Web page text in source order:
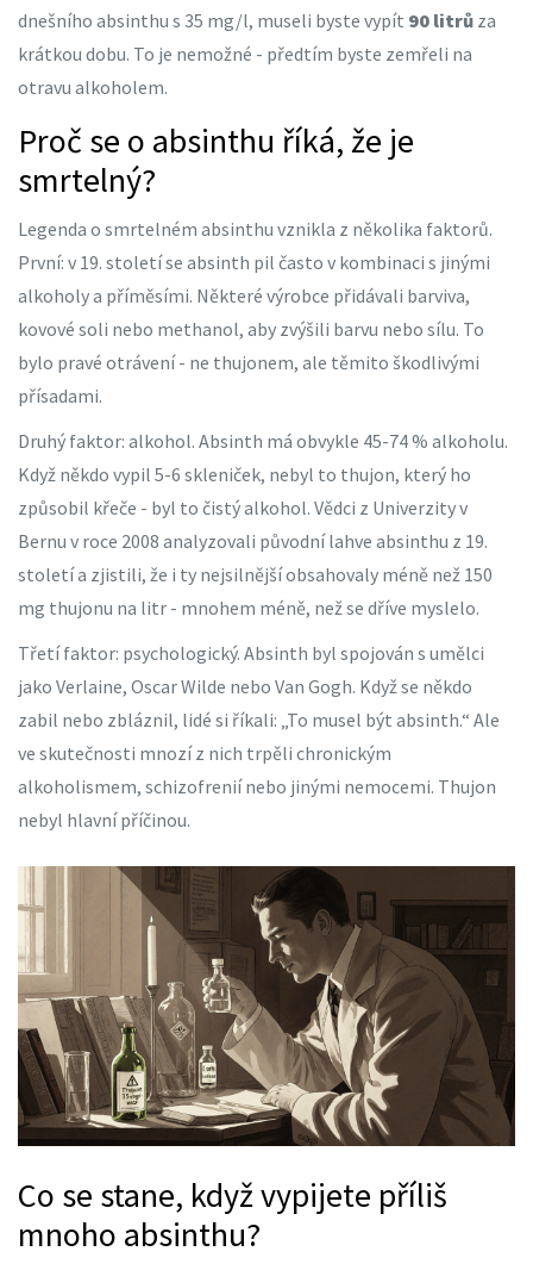
dnešního absinthu s 35 mg/l, museli byste vypít 90 litrů za
krátkou dobu. To je nemožné - předtím byste zemřeli na
otravu alkoholem.
Proč se o absinthu říká, že je
smrtelný?
Legenda o smrtelném absinthu vznikla z několika faktorů.
První: v 19. století se absinth pil často v kombinaci s jinými
alkoholy a příměsími. Některé výrobce přidávali barviva,
kovové soli nebo methanol, aby zvýšili barvu nebo sílu. To
bylo pravé otrávení - ne thujonem, ale těmito škodlivými
přísadami.
Druhý faktor: alkohol. Absinth má obvykle 45-74 % alkoholu.
Když někdo vypil 5-6 skleniček, nebyl to thujon, který ho
způsobil křeče - byl to čistý alkohol. Vědci z Univerzity v
Bernu v roce 2008 analyzovali původní lahve absinthu z 19.
století a zjistili, že i ty nejsilnější obsahovaly méně než 150
mg thujonu na litr - mnohem méně, než se dříve myslelo.
Třetí faktor: psychologický. Absinth byl spojován s umělci
jako Verlaine, Oscar Wilde nebo Van Gogh. Když se někdo
zabil nebo zbláznil, lidé si říkali: „To musel být absinth.“ Ale
ve skutečnosti mnozí z nich trpěli chronickým
alkoholismem, schizofrenií nebo jinými nemocemi. Thujon
nebyl hlavní příčinou.
Co se stane, když vypijete příliš
mnoho absinthu?